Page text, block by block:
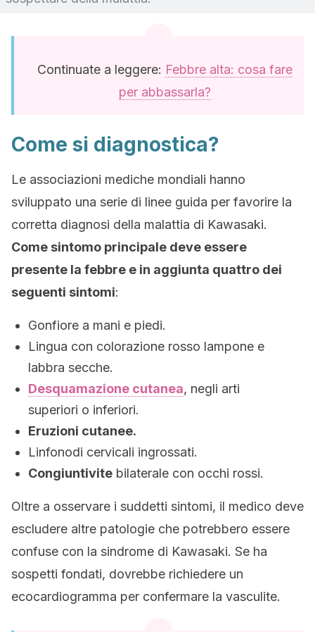
Continuate a leggere: Febbre alta: cosa fare
per abbassarla?
Come si diagnostica?
Le associazioni mediche mondiali hanno
sviluppato una serie di linee guida per favorire la
corretta diagnosi della malattia di Kawasaki.
Come sintomo principale deve essere
presente la febbre e in aggiunta quattro dei
seguenti sintomi:
Gonfiore a mani e piedi.
Lingua con colorazione rosso lampone e
labbra secche.
Desquamazione cutanea, negli arti
superiori o inferiori.
Eruzioni cutanee.
Linfonodi cervicali ingrossati.
Congiuntivite bilaterale con occhi rossi.
Oltre a osservare i suddetti sintomi, il medico deve
escludere altre patologie che potrebbero essere
confuse con la sindrome di Kawasaki. Se ha
sospetti fondati, dovrebbe richiedere un
ecocardiogramma per confermare la vasculite.